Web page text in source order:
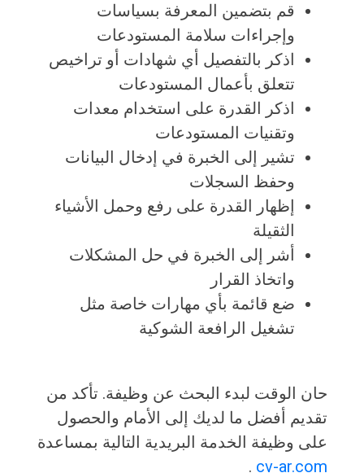
قم بتضمين المعرفة بسياسات
وإجراءات سلامة المستودعات
اذكر بالتفصيل أي شهادات أو تراخيص
تتعلق بأعمال المستودعات
اذكر القدرة على استخدام معدات
وتقنيات المستودعات
تشير إلى الخبرة في إدخال البيانات
وحفظ السجلات
إظهار القدرة على رفع وحمل الأشياء
الثقيلة
أشر إلى الخبرة في حل المشكلات
واتخاذ القرار
ضع قائمة بأي مهارات خاصة مثل
تشغيل الرافعة الشوكية
حان الوقت لبدء البحث عن وظيفة. تأكد من
تقديم أفضل ما لديك إلى الأمام والحصول
على وظيفة الخدمة البريدية التالية بمساعدة
cv-ar.com
.